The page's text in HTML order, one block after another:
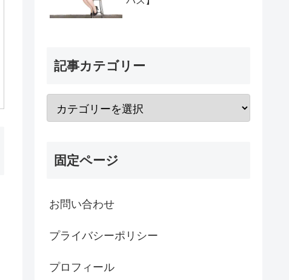
記事カテゴリー
固定ページ
お問い合わせ
プライバシーポリシー
プロフィール